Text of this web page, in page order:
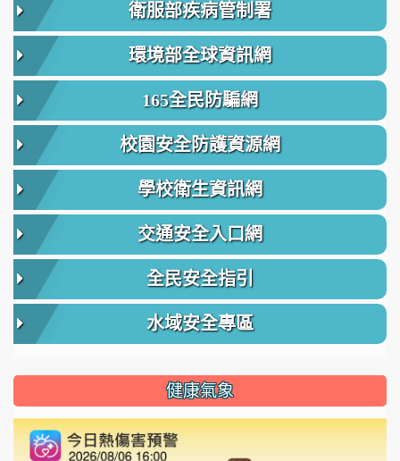
衛服部疾病管制署
環境部全球資訊網
165全民防騙網
校園安全防護資源網
學校衛生資訊網
交通安全入口網
全民安全指引
水域安全專區
健康氣象